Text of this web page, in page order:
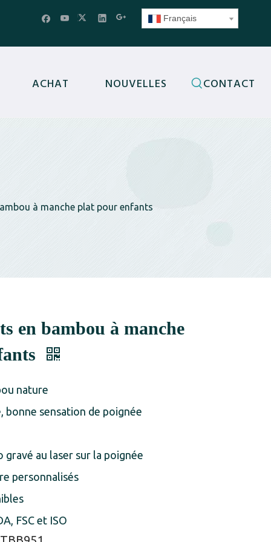
Français
ACHAT NOUVELLES CONTACT
à manche plat pour enfants
en bambou à manche
nature
bonne sensation de poignée
au laser sur la poignée
personnalisés
FSC et ISO